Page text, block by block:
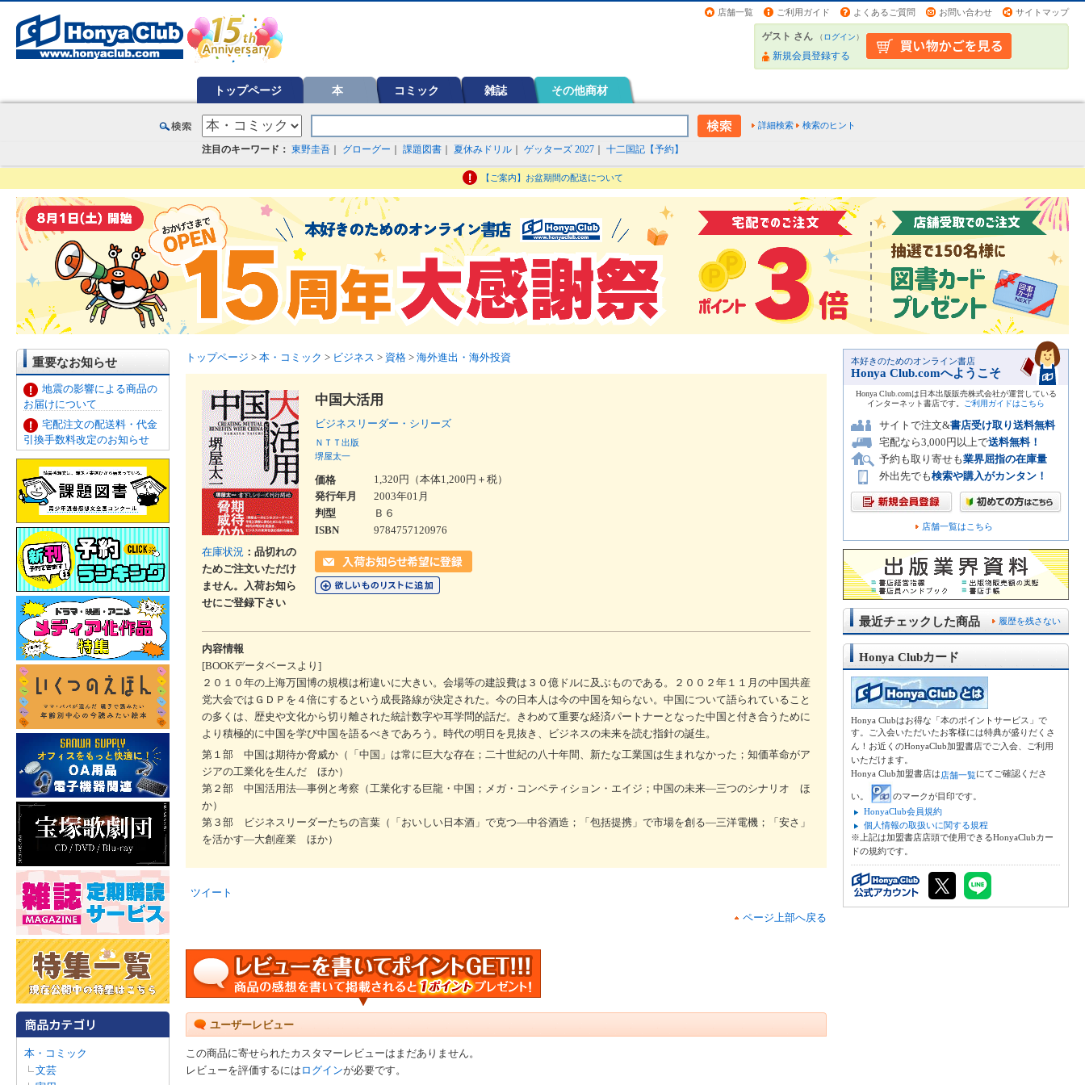
店舗一覧 ご利用ガイド よくあるご質問 お問い合わせ サイトマップ
ゲスト さん （ログイン）
新規会員登録する
トップページ 本 コミック 雑誌 その他商材
詳細検索 検索のヒント
注目のキーワード： 東野圭吾 グローグー 課題図書 夏休みドリル ゲッターズ 2027 十二国記【予約】
【ご案内】お盆期間の配送について
重要なお知らせ
地震の影響による商品の
お届けについて
宅配注文の配送料・代金
引換手数料改定のお知らせ
本・コミック
文芸
トップページ > 本・コミック > ビジネス > 資格 > 海外進出・海外投資
在庫状況 ：品切れの
ためご注文いただけ
ません。入荷お知ら
せにご登録下さい
中国大活用
ビジネスリーダー・シリーズ
ＮＴＴ出版
堺屋太一
価格
1,320円（本体1,200円＋税）
発行年月
2003年01月
判型
Ｂ６
ISBN
9784757120976
内容情報
[BOOKデータベースより]
２０１０年の上海万国博の規模は桁違いに大きい。会場等の建設費は３０億ドルに及ぶものである。２００２年１１月の中国共産
党大会ではＧＤＰを４倍にするという成長路線が決定された。今の日本人は今の中国を知らない。中国について語られていること
の多くは、歴史や文化から切り離された統計数字や耳学問的話だ。きわめて重要な経済パートナーとなった中国と付き合うために
より積極的に中国を学び中国を語るべきであろう。時代の明日を見抜き、ビジネスの未来を読む指針の誕生。
第１部 中国は期待か脅威か（「中国」は常に巨大な存在；二十世紀の八十年間、新たな工業国は生まれなかった；知価革命がア
ジアの工業化を生んだ ほか）
第２部 中国活用法―事例と考察（工業化する巨龍・中国；メガ・コンペティション・エイジ；中国の未来―三つのシナリオ ほ
か）
第３部 ビジネスリーダーたちの言葉（「おいしい日本酒」で克つ―中谷酒造；「包括提携」で市場を創る―三洋電機；「安さ」
を活かす―大創産業 ほか）
ツイート
ページ上部へ戻る
ユーザーレビュー
この商品に寄せられたカスタマーレビューはまだありません。
レビューを評価するには ログインが必要です。
本好きのためのオンライン書店
Honya Club.comへようこそ
Honya Club.comは日本出版販売株式会社が運営している
インターネット書店です。
ご利用ガイドはこちら
サイトで注文&書店受け取り送料無料
宅配なら3,000円以上で送料無料！
予約も取り寄せも業界屈指の在庫量
外出先でも検索や購入がカンタン！
店舗一覧はこちら
履歴を残さない
最近チェックした商品
Honya Clubカード
Honya Clubはお得な「本のポイントサービス」で
す。ご入会いただいたお客様には特典が盛りだくさ
ん！お近くのHonyaClub加盟書店でご入会、ご利用
いただけます。
Honya Club加盟書店は店舗一覧にてご確認くださ
い。
のマークが目印です。
HonyaClub会員規約
個人情報の取扱いに関する規程
※上記は加盟書店店頭で使用できるHonyaClubカー
ドの規約です。